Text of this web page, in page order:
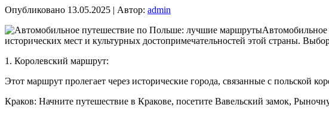
Опубликовано 13.05.2025 | Автор: admin
Автомобильное
исторических мест и культурных достопримечательностей этой страны.
1. Королевский маршрут:
Этот маршрут пролегает через исторические города, связанные с польской
Краков: Начните путешествие в Кракове, посетите Вавельский замок,